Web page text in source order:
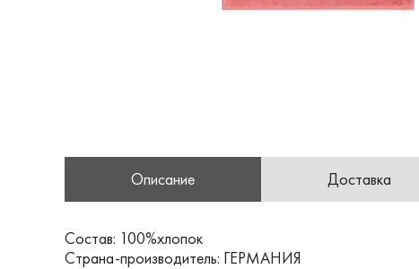
Описание Доставка
Состав: 100%хлопок
Страна-производитель: ГЕРМАНИЯ